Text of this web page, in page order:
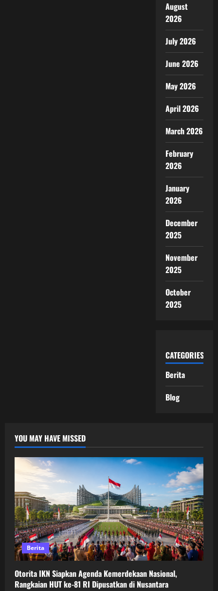
August
2026
July 2026
June 2026
May 2026
April 2026
March 2026
February
2026
January
2026
December
2025
November
2025
October
2025
CATEGORIES
Berita
Blog
YOU MAY HAVE MISSED
Berita
Otorita IKN Siapkan Agenda Kemerdekaan Nasional,
Rangkaian HUT ke-81 RI Dipusatkan di Nusantara